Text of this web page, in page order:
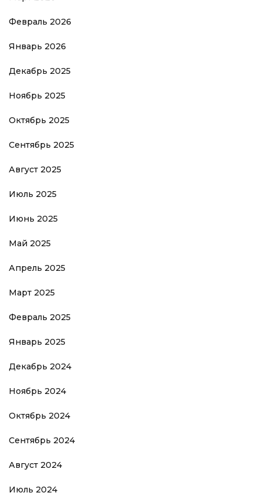
Февраль 2026
Январь 2026
Декабрь 2025
Ноябрь 2025
Октябрь 2025
Сентябрь 2025
Август 2025
Июль 2025
Июнь 2025
Май 2025
Апрель 2025
Март 2025
Февраль 2025
Январь 2025
Декабрь 2024
Ноябрь 2024
Октябрь 2024
Сентябрь 2024
Август 2024
Июль 2024